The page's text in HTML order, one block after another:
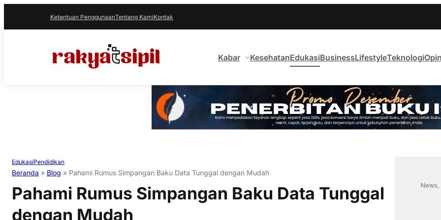
Ketentuan PenggunaanTentang KamiKontak
Kabar KesehatanEdukasiBusinessLifestyleTeknologi
EdukasiPendidikan
Beranda » Blog » Pahami Rumus Simpangan Baku Data Tunggal dengan Mudah
Pahami Rumus Simpangan Baku Data Tunggal
dengan Mudah